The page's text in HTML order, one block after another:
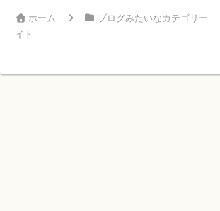
ホーム ブログみたいなカテゴリー
イト